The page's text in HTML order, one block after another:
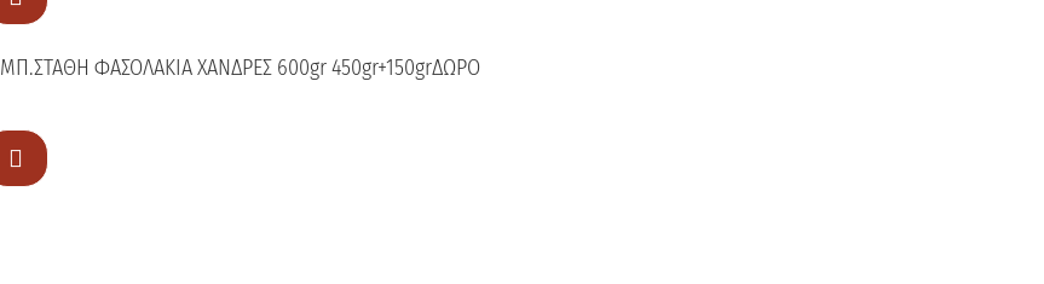
ΜΠ.ΣΤΑΘΗ ΦΑΣΟΛΑΚΙΑ ΧΑΝΔΡΕΣ 600gr 450gr+150grΔΩΡΟ
